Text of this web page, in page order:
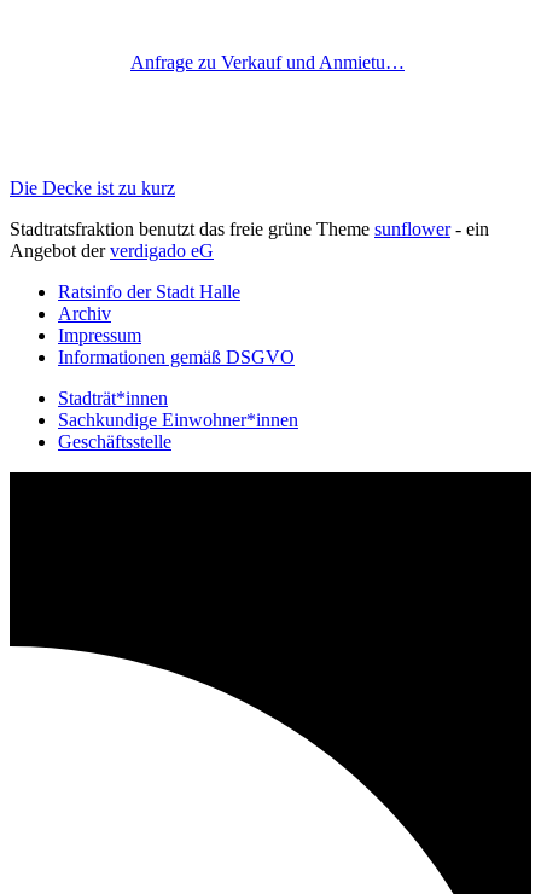
Anfrage zu Verkauf und Anmietu…
Die Decke ist zu kurz
Stadtratsfraktion benutzt das freie grüne Theme sunflower‐ ein
Angebot derverdigado eG
Ratsinfo der Stadt Halle
Archiv
Impressum
Informationen gemäß DSGVO
Stadträt*innen
Sachkundige Einwohner*innen
Geschäftsstelle